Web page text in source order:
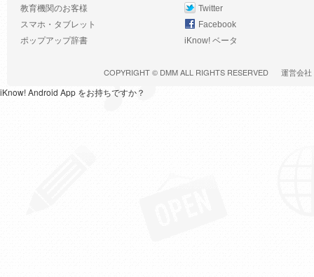
教育機関のお客様
スマホ・タブレット
ポップアップ辞書
Twitter
Facebook
iKnow! ベータ
COPYRIGHT © DMMALL RIGHTS RESERVED 運営会社
iKnow! Android App をお持ちですか？